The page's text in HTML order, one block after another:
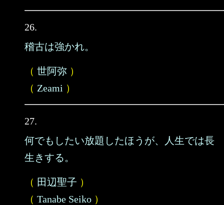
26.
稽古は強かれ。
（ 世阿弥 ）
（ Zeami ）
27.
何でもしたい放題したほうが、人生では長
生きする。
（ 田辺聖子 ）
（ Tanabe Seiko ）